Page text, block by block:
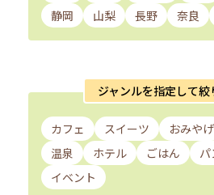
静岡
山梨 長野 奈良
ジャンルを指定して絞
カフェ スイーツ おみやげ
温泉
ホテル ごはん パ
イベント